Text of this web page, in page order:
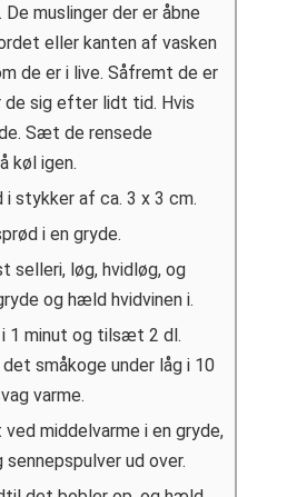
muslinger der er åbne
eller kanten af vasken
de er i live. Såfremt de er
de sig efter lidt tid. Hvis
Sæt de rensede
køl igen.
stykker af ca. 3 x 3 cm.
i en gryde.
løg, hvidløg, og
og hæld hvidvinen i.
1 minut og tilsæt 2 dl.
småkoge under låg i 10
varme.
middelvarme i en gryde,
ud over.